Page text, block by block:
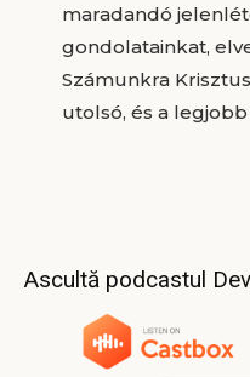
maradandó
gondolatainkat,
Számunkra
utolsó, és a
Ascultă podcastul